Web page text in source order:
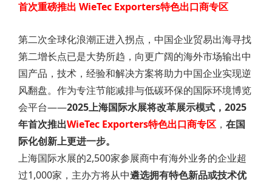
首次重磅推出 WieTec Exporters特色出口商专区
第二次全球化浪潮正进入拐点，中国企业贸易出海寻找
第二增长点已是大势所趋，向更广阔的海外市场输出中
国产品，技术，经验和解决方案将助力中国企业实现逆
风翻盘。作为专注节能减排与低碳环保的国际环境博览
会平台——2025上海国际水展将改革展示模式，2025
年首次推出WieTec Exporters特色出口商专区 ， 在国
际化创新上更进一步。
上海国际水展的2,500家参展商中有海外业务的企业超
过1,000家，主办方将从中遴选拥有特色新品或技术优